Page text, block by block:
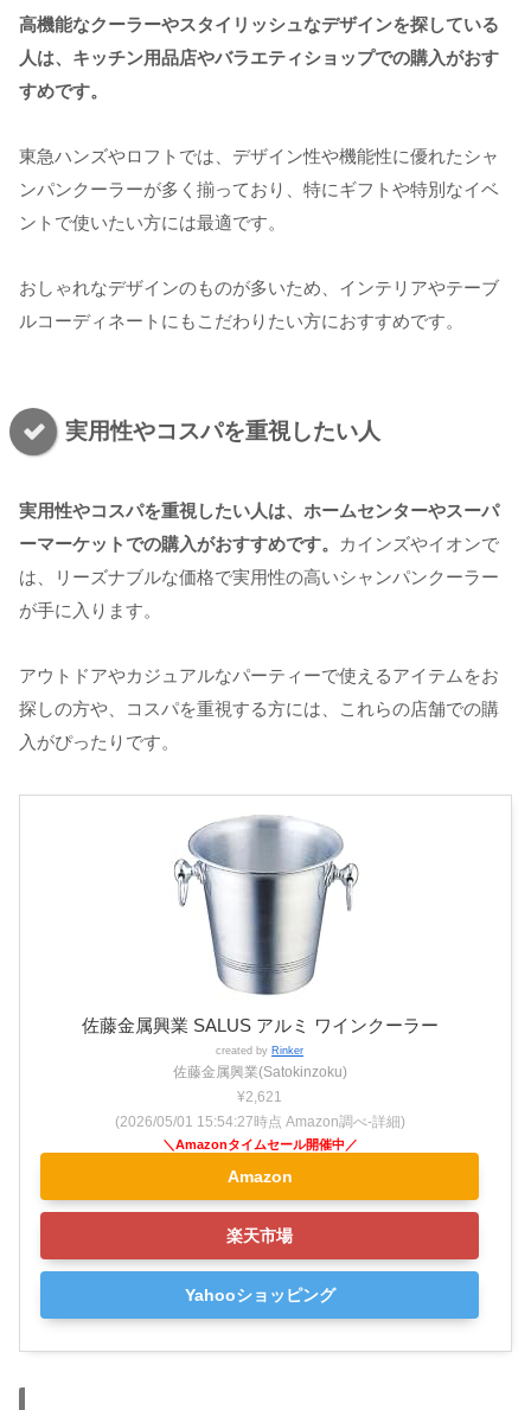
高機能なクーラーやスタイリッシュなデザインを探している
人は、キッチン用品店やバラエティショップでの購入がおす
すめです。
東急ハンズやロフトでは、デザイン性や機能性に優れたシャ
ンパンクーラーが多く揃っており、特にギフトや特別なイベ
ントで使いたい方には最適です。
おしゃれなデザインのものが多いため、インテリアやテーブ
ルコーディネートにもこだわりたい方におすすめです。
実用性やコスパを重視したい人
実用性やコスパを重視したい人は、ホームセンターやスーパ
ーマーケットでの購入がおすすめです。
カインズやイオンで
は、リーズナブルな価格で実用性の高いシャンパンクーラー
が手に入ります。
アウトドアやカジュアルなパーティーで使えるアイテムをお
探しの方や、コスパを重視する方には、これらの店舗での購
入がぴったりです。
佐藤金属興業 SALUS アルミ ワインクーラー
created by Rinker
佐藤金属興業(Satokinzoku)
¥2,621
(2026/05/01 15:54:27時点 Amazon調べ-詳細)
Amazon
楽天市場
Yahooショッピング